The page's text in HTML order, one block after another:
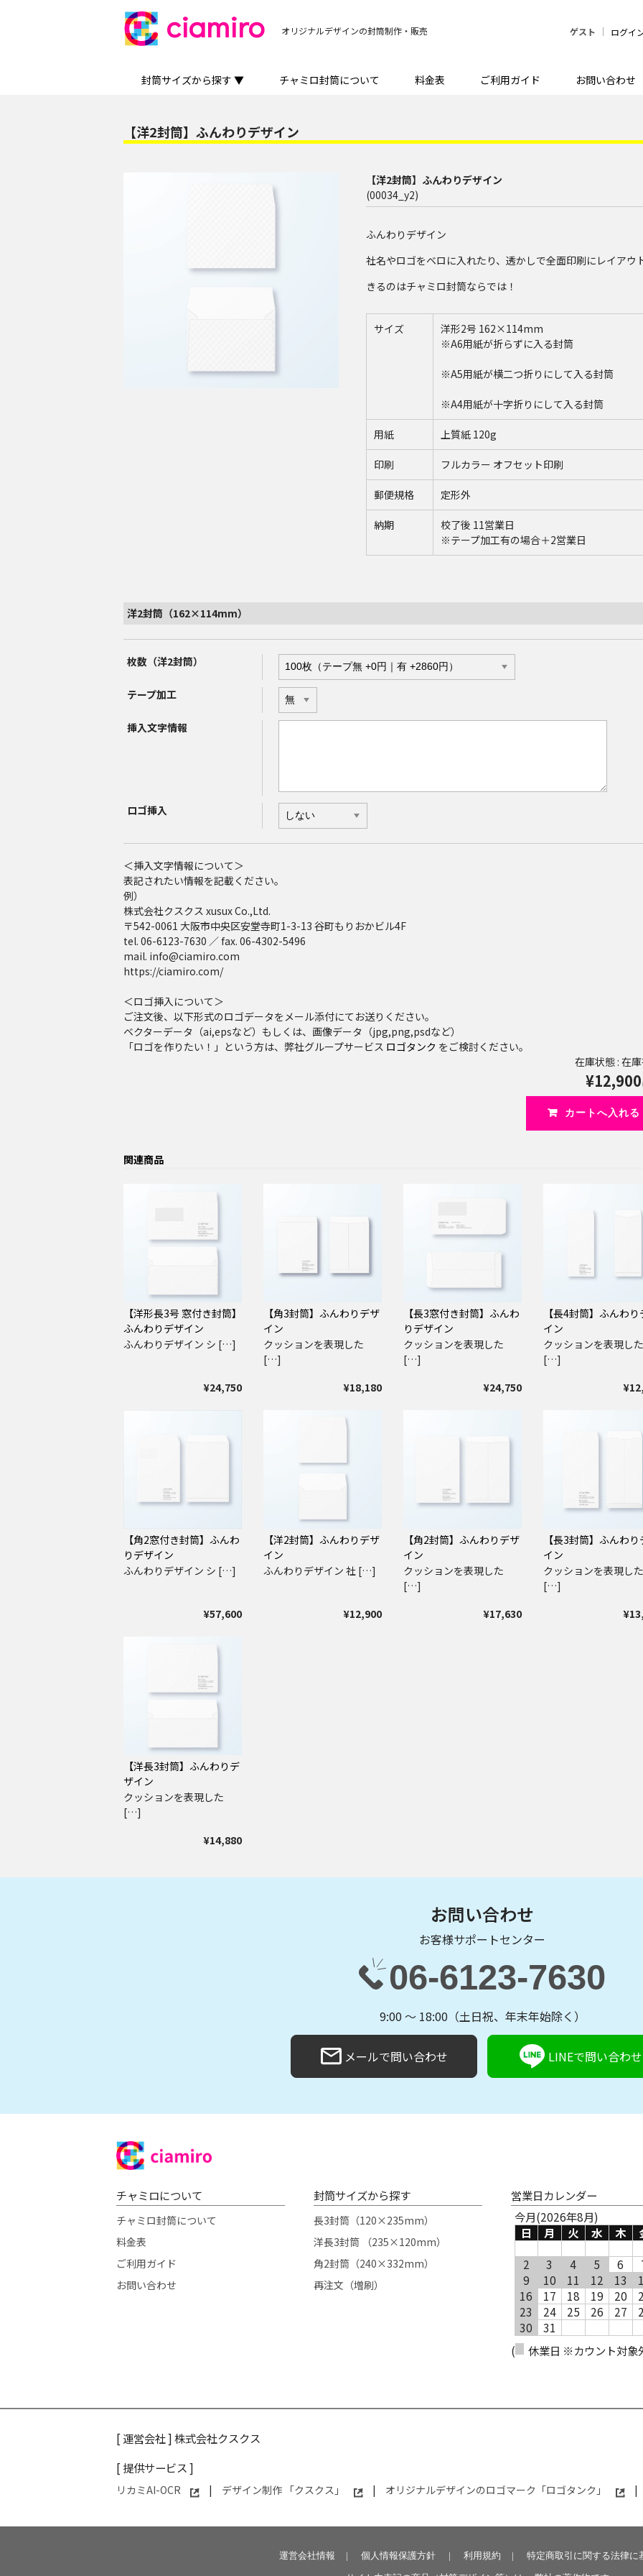
ciamiro オリジナルデザインの封筒制作・販売 ゲスト ログイ
封筒サイズから探す ▼ チャミロ封筒について 料金表 ご利用ガイド お問い合わせ
【洋2封筒】ふんわりデザイン
【洋2封筒】ふんわりデザイン
(00034_y2)
ふんわりデザイン
社名やロゴをベロに入れたり、透かしで全面印刷にレイアウ
きるのはチャミロ封筒ならでは！
サイズ
洋形2号 162×114mm
※A6用紙が折らずに入る封筒
※A5用紙が横二つ折りにして入る封筒
※A4用紙が十字折りにして入る封筒
用紙 上質紙 120g
印刷 フルカラー オフセット印刷
郵便規格 定形外
納期
校了後 11営業日
※テープ加工有の場合＋2営業日
洋2封筒（162×114mm）
枚数（洋2封筒）
テープ加工
挿入文字情報
ロゴ挿入
＜挿入文字情報について＞
表記されたい情報を記載ください。
例）
株式会社クスクス xusux Co.,Ltd.
〒542-0061 大阪市中央区安堂寺町1-3-13 谷町もりおかビル4F
tel. 06-6123-7630 ／ fax. 06-4302-5496
mail. info@ciamiro.com
https://ciamiro.com/
＜ロゴ挿入について＞
ご注文後、以下形式のロゴデータをメール添付にてお送りください。
ベクターデータ（ai,epsなど）もしくは、画像データ（jpg,png,psdなど）
「ロゴを作りたい！」という方は、弊社グループサービス ロゴタンク をご検討ください。
在庫状態 : 在
¥12,900
関連商品
【洋形長3号 窓付き封筒】
ふんわりデザイン
ふんわりデザイン シ […]
¥24,750
【角3封筒】ふんわりデザ
イン
クッションを表現した
[…]
¥18,180
【長3窓付き封筒】ふんわ
りデザイン
クッションを表現した
[…]
¥24,750
【長4封筒】ふんわ
イン
クッションを表現した
[…]
【角2窓付き封筒】ふんわ
りデザイン
ふんわりデザイン シ […]
¥57,600
【洋2封筒】ふんわりデザ
イン
ふんわりデザイン 社 […]
¥12,900
【角2封筒】ふんわりデザ
イン
クッションを表現した
[…]
¥17,630
【長3封筒】ふんわ
イン
クッションを表現した
[…]
【洋長3封筒】ふんわりデ
ザイン
クッションを表現した
[…]
¥14,880
お問い合わせ
お客様サポートセンター
06-6123-7630
9:00 〜 18:00（土日祝、年末年始除く）
メールで問い合わせ LINEで問い合わせ
チャミロについて
チャミロ封筒について
料金表
ご利用ガイド
お問い合わせ
封筒サイズから探す
長3封筒（120×235mm）
洋長3封筒 （235×120mm）
角2封筒（240×332mm）
再注文（増刷）
営業日カレンダー
今月(2026年8月)
日
月 火 水 木
2
3 4 5 6
9
10 11 12 13
16
17 18 19 20
23
24 25 26 27
30
31
(
休業日 ※カウント対象
[ 運営会社 ]株式会社クスクス
[ 提供サービス ]
リカミAI-OCR | デザイン制作 「クスクス」 | オリジナルデザインのロゴマーク「ロゴタンク」 |
運営会社情報 | 個人情報保護方針 | 利用規約 | 特定商取引に関する法律に